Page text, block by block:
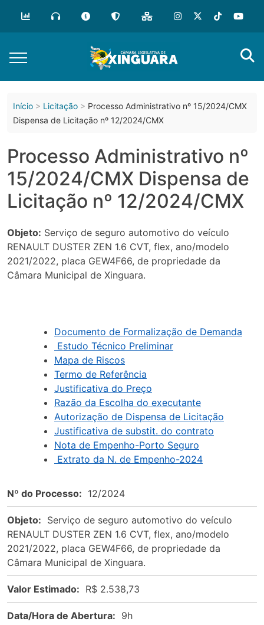
conteúdo
Início Licitação
Processo Administrativo nº 15/2024/CMX
Dispensa de Licitação nº 12/2024/CMX
Processo Administrativo nº
15/2024/CMX Dispensa de
Licitação nº 12/2024/CMX
Objeto: Serviço de seguro automotivo do veículo
RENAULT DUSTER ZEN 1.6 CVT, flex, ano/modelo
2021/2022, placa GEW4F66, de propriedade da
Câmara Municipal de Xinguara.
Documento de Formalização de Demanda
Estudo Técnico Preliminar
Mapa de Riscos
Termo de Referência
Justificativa do Preço
Razão da Escolha do executante
Autorização de Dispensa de Licitação
Justificativa de substit. do contrato
Nota de Empenho-Porto Seguro
Extrato da N. de Empenho-2024
Nº do Processo: 12/2024
Objeto: Serviço de seguro automotivo do veículo
RENAULT DUSTER ZEN 1.6 CVT, flex, ano/modelo
2021/2022, placa GEW4F66, de propriedade da
Câmara Municipal de Xinguara.
Valor Estimado: R$ 2.538,73
Data/Hora de Abertura: 9h